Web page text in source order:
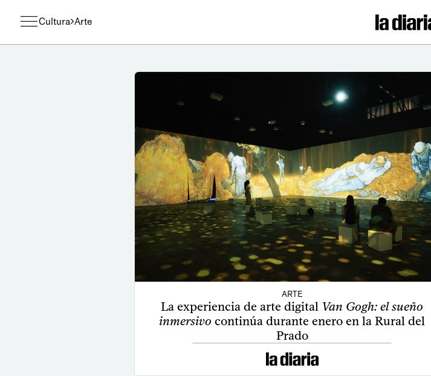
Cultura Arte
ARTE
La experiencia de arte digital Van Gogh: el sueño
inmersivo continúa durante enero en la Rural del
Prado